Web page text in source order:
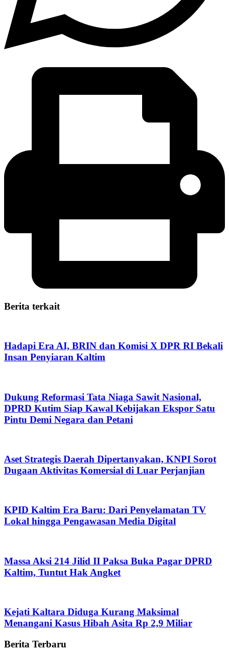
Berita terkait
Hadapi Era AI, BRIN dan Komisi X DPR RI Bekali
Insan Penyiaran Kaltim
Dukung Reformasi Tata Niaga Sawit Nasional,
DPRD Kutim Siap Kawal Kebijakan Ekspor Satu
Pintu Demi Negara dan Petani
Aset Strategis Daerah Dipertanyakan, KNPI Sorot
Dugaan Aktivitas Komersial di Luar Perjanjian
KPID Kaltim Era Baru: Dari Penyelamatan TV
Lokal hingga Pengawasan Media Digital
Massa Aksi 214 Jilid II Paksa Buka Pagar DPRD
Kaltim, Tuntut Hak Angket
Kejati Kaltara Diduga Kurang Maksimal
Menangani Kasus Hibah Asita Rp 2,9 Miliar
Berita Terbaru